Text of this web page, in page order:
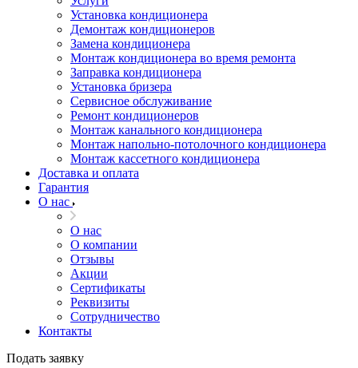
Установка кондиционера
Демонтаж кондиционеров
Замена кондиционера
Монтаж кондиционера во время ремонта
Заправка кондиционера
Установка бризера
Сервисное обслуживание
Ремонт кондиционеров
Монтаж канального кондиционера
Монтаж напольно-потолочного кондиционера
Монтаж кассетного кондиционера
Доставка и оплата
Гарантия
О нас
О нас
О компании
Отзывы
Акции
Cертификаты
Реквизиты
Сотрудничество
Контакты
Подать заявку